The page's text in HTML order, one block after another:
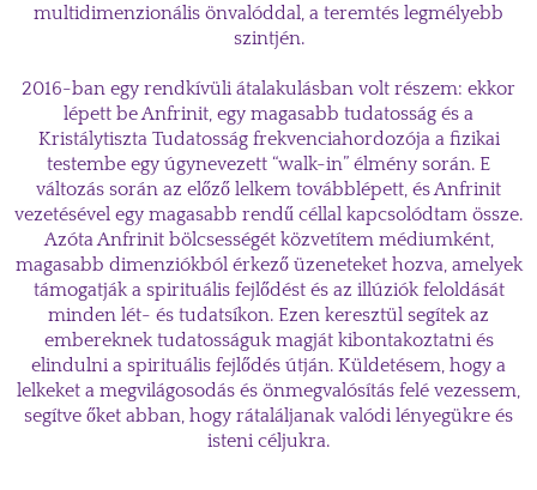
multidimenzionális önvalóddal, a teremtés legmélyebb
szintjén.
2016-ban egy rendkívüli átalakulásban volt részem: ekkor
lépett be Anfrinit, egy magasabb tudatosság és a
Kristálytiszta Tudatosság frekvenciahordozója a fizikai
testembe egy úgynevezett “walk-in” élmény során. E
változás során az előző lelkem továbblépett, és Anfrinit
vezetésével egy magasabb rendű céllal kapcsolódtam össze.
Azóta Anfrinit bölcsességét közvetítem médiumként,
magasabb dimenziókból érkező üzeneteket hozva, amelyek
támogatják a spirituális fejlődést és az illúziók feloldását
minden lét- és tudatsíkon. Ezen keresztül segítek az
embereknek tudatosságuk magját kibontakoztatni és
elindulni a spirituális fejlődés útján. Küldetésem, hogy a
lelkeket a megvilágosodás és önmegvalósítás felé vezessem,
segítve őket abban, hogy rátaláljanak valódi lényegükre és
isteni céljukra.